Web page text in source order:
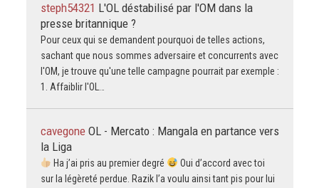
steph54321 L'OL déstabilisé par l'OM dans la
presse britannique ?
Pour ceux qui se demandent pourquoi de telles actions,
sachant que nous sommes adversaire et concurrents avec
l'OM, je trouve qu'une telle campagne pourrait par exemple :
1. Affaiblir l'OL…
cavegone OL - Mercato : Mangala en partance vers
la Liga
Ha j’ai pris au premier degré
Oui d’accord avec toi
sur la légèreté perdue. Razik l’a voulu ainsi tant pis pour lui